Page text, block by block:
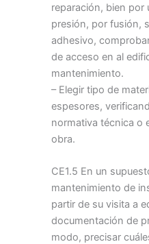
reparación, bien por
presión, por fusión,
adhesivo,
de acceso en al
mantenimiento.
– Elegir tipo de
espesores,
normativa técnica o
obra.
CE1.5 En un
mantenimiento de
partir de su visita a
documentación de
modo, precisar